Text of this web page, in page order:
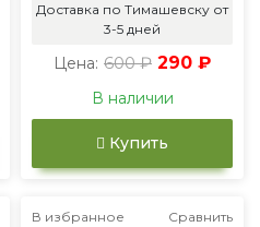
Доставка по Тимашевску от
3-5 дней
Цена: 600 ₽ 290 ₽
В наличии
Купить
В избранное Сравнить